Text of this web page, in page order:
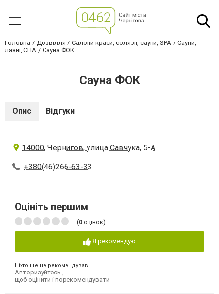
Головна Дозвілля Салони краси, солярії, сауни, SPA
Сауни,
лазні, СПА
Сауна ФОК
Сауна ФОК
Опис Відгуки
14000, Чернигов, улица Савчука, 5-А
+380(46)266-63-33
Оцініть першим
(0 оцінок)
Я рекомендую
Ніхто ще не рекомендував
Авторизуйтесь
щоб оцінити і порекомендувати